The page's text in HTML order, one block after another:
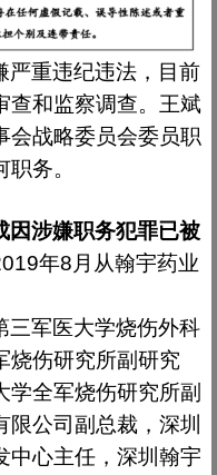
严重违纪违法，目前
查和监察调查。王斌
会战略委员会委员职
务。
因涉嫌职务犯罪已被
年8 月从翰宇药业
三军医大学烧伤外科
烧伤研究所副研究
学全军烧伤研究所副
公司副总裁，深圳
中心主任，深圳翰宇